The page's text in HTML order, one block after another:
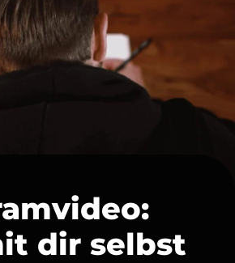
dir selbst